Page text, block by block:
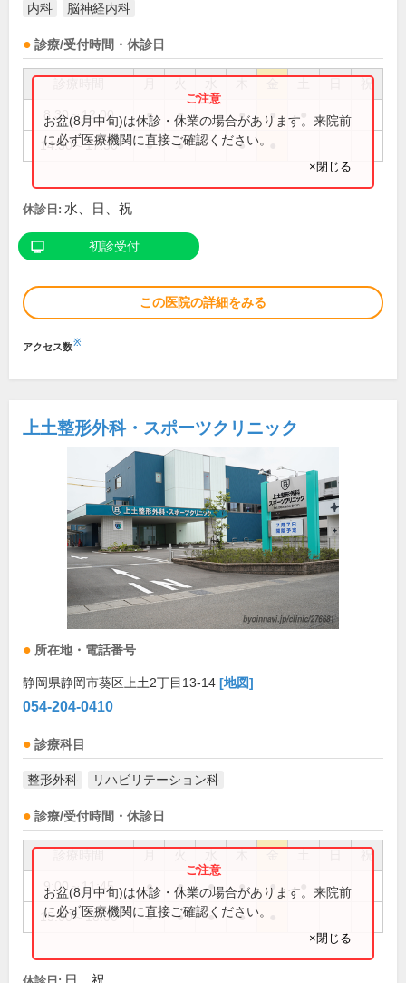
内科 脳神経内科
診療/受付時間・休診日
祝
8:30～12:00 ● ● ● ●
14:30～17:30 ● ● ●
お盆(8月中旬)は休診・休業の場合があります。来院前
に必ず医療機関に直接ご確認ください。
×閉じる
休診日: 水、日、祝
初診受付
この医院の詳細をみる
アクセス数※
上土整形外科・スポーツクリニック
所在地・電話番号
静岡県静岡市葵区上土2丁目13-14 [地図]
054-204-0410
診療科目
整形外科 リハビリテーション科
診療/受付時間・休診日
祝
9:00～11:45 ● ● ● ● ●
15:00～18:00 ● ● ● ●
お盆(8月中旬)は休診・休業の場合があります。来院前
に必ず医療機関に直接ご確認ください。
×閉じる